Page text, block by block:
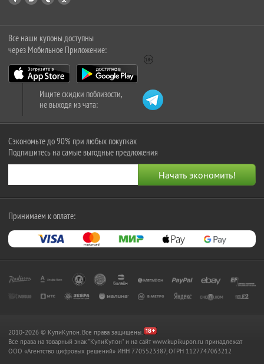
Все наши купоны доступны
через Мобильное Приложение:
Ищите скидки поблизости,
не выходя из чата:
Сэкономьте до 90% при любых покупках
Подпишитесь на самые выгодные предложения
Принимаем к оплате:
2010-2026 © КупиКупон. Все права защищены.
Все права на товарный знак "КупиКупон" и на сайт www.kupikupon.ru принадлежат
OOO «Агентство цифровых решений» ИНН 7705523387, ОГРН 1127747063212